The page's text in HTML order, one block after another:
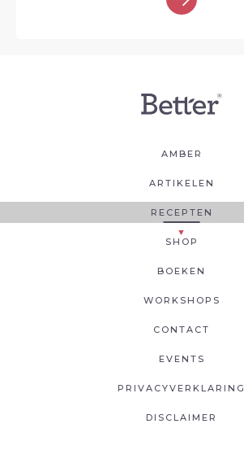
AMBER
ARTIKELEN
RECEPTEN
SHOP
BOEKEN
WORKSHOPS
CONTACT
EVENTS
PRIVACYVERKLARING
DISCLAIMER